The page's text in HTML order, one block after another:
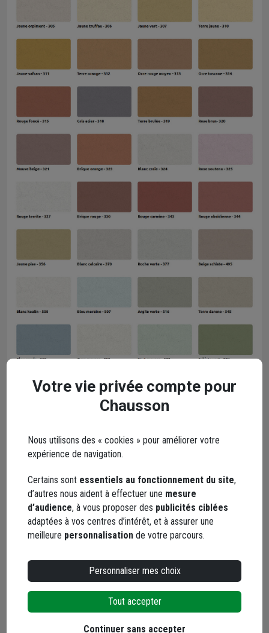
Votre vie privée compte pour
Chausson
Nous utilisons des « cookies » pour améliorer votre
expérience de navigation.
Certains sont essentiels au fonctionnement du site,
d’autres nous aident à effectuer une mesure
d’audience, à vous proposer des publicités ciblées
adaptées à vos centres d’intérêt, et à assurer une
meilleure personnalisation de votre parcours.
Personnaliser mes choix
Tout accepter
Continuer sans accepter